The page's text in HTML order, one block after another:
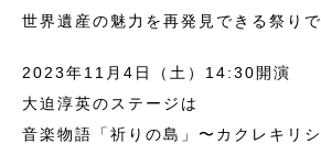
世界遺産の魅力を再発見できる祭りで
2023年11月4日（土）14:30開演
大迫淳英のステージは
音楽物語「祈りの島」〜カクレキリ